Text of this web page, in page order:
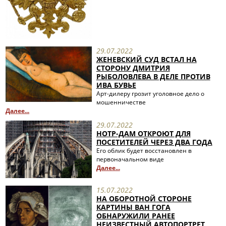
29.07.2022
ЖЕНЕВСКИЙ СУД ВСТАЛ НА
СТОРОНУ ДМИТРИЯ
РЫБОЛОВЛЕВА В ДЕЛЕ ПРОТИВ
ИВА БУВЬЕ
Арт-дилеру грозит уголовное дело о
мошенничестве
Далее...
29.07.2022
НОТР-ДАМ ОТКРОЮТ ДЛЯ
ПОСЕТИТЕЛЕЙ ЧЕРЕЗ ДВА ГОДА
Его облик будет восстановлен в
первоначальном виде
Далее...
15.07.2022
НА ОБОРОТНОЙ СТОРОНЕ
КАРТИНЫ ВАН ГОГА
ОБНАРУЖИЛИ РАНЕЕ